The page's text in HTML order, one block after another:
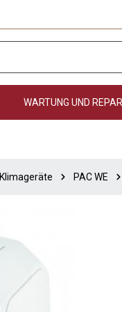
WARTUNG UND
Klimageräte PAC WE